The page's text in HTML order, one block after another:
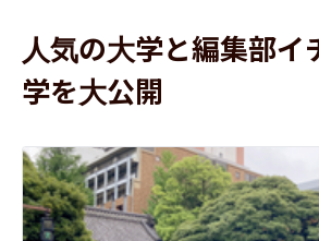
人気の大学と編集部イ
学を大公開